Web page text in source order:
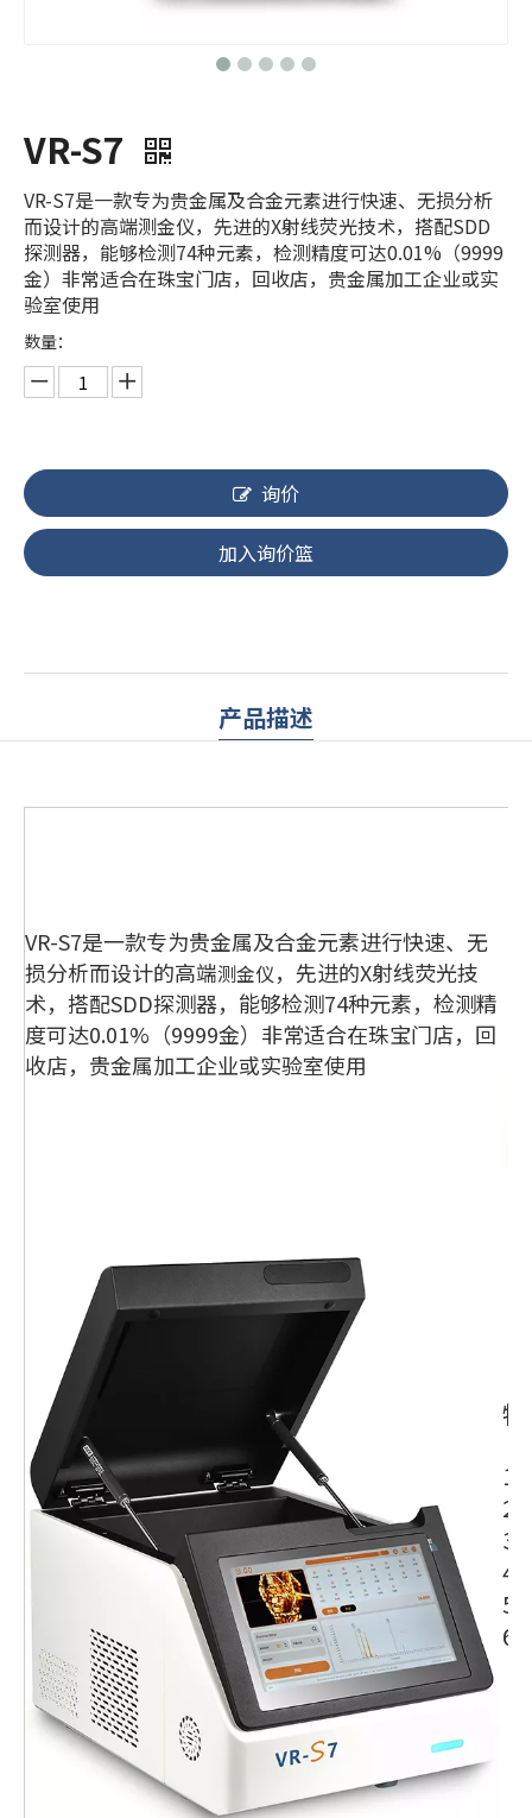
VR-S7
VR-S7是一款专为贵金属及合金元素进行快速、无损分析
而设计的高端测金仪，先进的X射线荧光技术，搭配SDD
探测器，能够检测74种元素，检测精度可达0.01%（9999
金）非常适合在珠宝门店，回收店，贵金属加工企业或实
验室使用
数量：
询价
加入询价篮
产品描述
VR-S7是一款专为贵金属及合金元素进行快速、无
损分析而设计的高端测金仪，先进的X射线荧光技
术，搭配SDD探测器，能够检测74种元素，检测精
度可达0.01%（9999金）非常适合在珠宝门店，回
收店，贵金属加工企业或实验室使用
1.
2.
3.
4.
5.
6.